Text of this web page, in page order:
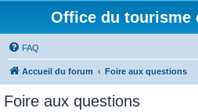
Office du tourisme
FAQ
Accueil du forum Foire aux questions
Foire aux questions